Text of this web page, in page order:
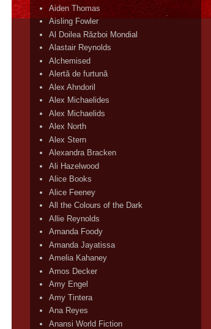
Aiden Thomas
Aisling Fowler
Al Doilea Război Mondial
Alastair Reynolds
Alchemised
Alertă de furtună
Alex Ahndoril
Alex Michaelides
Alex Michaelids
Alex North
Alex Stern
Alexandra Bracken
Ali Hazelwood
Alice Books
Alice Feeney
All the Colours of the Dark
Allie Reynolds
Amanda Foody
Amanda Jayatissa
Amelia Kahaney
Amos Decker
Amy Engel
Amy Tintera
Ana Reyes
Anansi World Fiction